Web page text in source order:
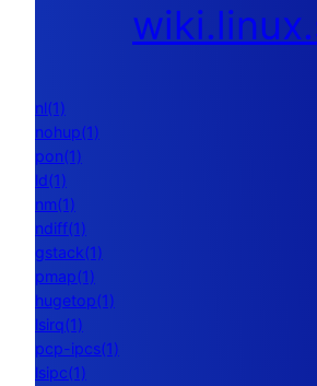
nl(1)
nohup(1)
pon(1)
ld(1)
nm(1)
ndiff(1)
gstack(1)
pmap(1)
hugetop(1)
lsirq(1)
pcp-ipcs(1)
lsipc(1)